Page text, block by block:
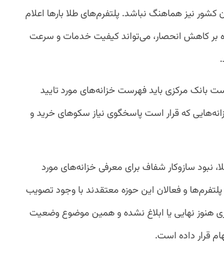
کشور نیز هماهنگ نباشد. پلتفرم‌های طلا بارها اعلام
بر کاهش انحصار، می‌تواند کیفیت خدمات و سرعت
بانک مرکزی باید فهرست خزانه‌های مورد تایید
که قرار است پاسخگوی نیاز سکوهای خرید و
نبود سازوکار شفاف برای معرفی خزانه‌های مورد
و فعالان این حوزه معتقدند با وجود تصویب
هنوز نهایی یا ابلاغ نشده و همین موضوع وضعیت
قرار داده است.